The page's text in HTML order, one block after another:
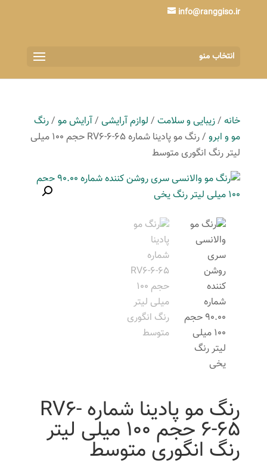
info@ranggiso.ir
انتخاب منو
خانه/زیبایی و سلامت/ لوازم آرایشی/آرایش مو/رنگ
مو و ابرو
/ رنگ مو پادینا شماره RV6-6-65 حجم 100 میلی
لیتر رنگ انگوری متوسط
رنگ مو پادینا شماره RV6-
6-65 حجم 100 میلی لیتر
رنگ انگوری متوسط